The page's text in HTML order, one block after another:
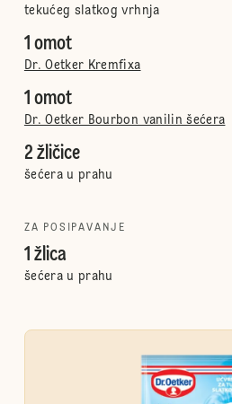
tekućeg slatkog vrhnja
1 omot
Dr. Oetker Kremfixa
1 omot
Dr. Oetker Bourbon vanilin šećera
2 žličice
šećera u prahu
ZA POSIPAVANJE
1 žlica
šećera u prahu